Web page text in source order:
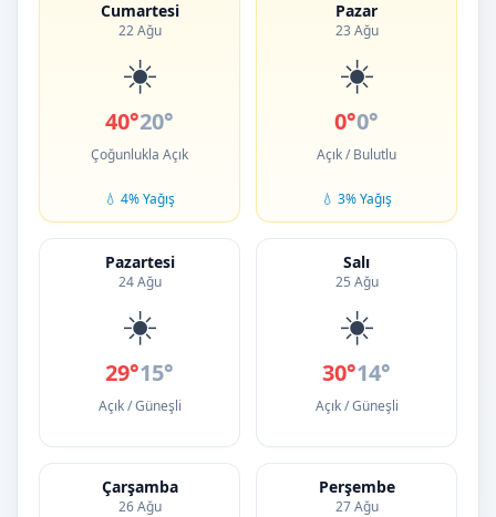
Cumartesi
22 Ağu
☀️
40°20°
Çoğunlukla Açık
💧 4% Yağış
Pazar
23 Ağu
☀️
0°0°
Açık / Bulutlu
💧 3% Yağış
Pazartesi
24 Ağu
☀️
29°15°
Açık / Güneşli
Salı
25 Ağu
☀️
30°14°
Açık / Güneşli
Çarşamba
26 Ağu
Perşembe
27 Ağu